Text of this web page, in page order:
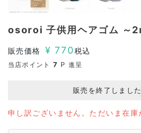
osoroi 子供用ヘアゴム ～
販売価格 ¥ 770税込
当店ポイント 7 P 進呈
販売を終了しました
申し訳ございません。ただいま在庫